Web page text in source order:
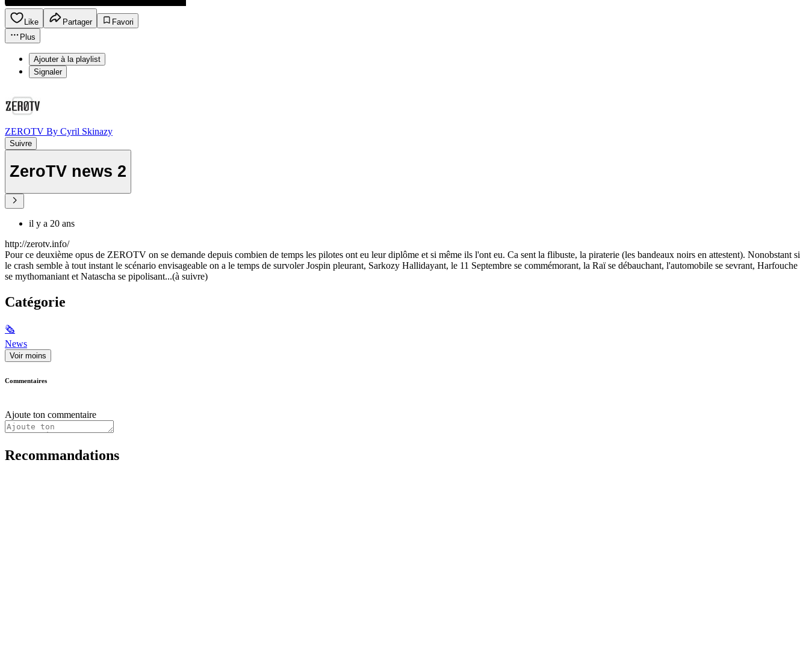
Like Partager
Favori
Plus
Ajouter à la playlist
Signaler
ZEROTV By Cyril Skinazy
Suivre
ZeroTV news 2
il y a 20 ans
http://zerotv.info/
Pour ce deuxième opus de ZEROTV on se demande depuis combien de temps les pilotes ont eu leur diplôme et si même ils l'ont eu. Ca sent la flibuste, la piraterie (les bandeaux noirs en attestent). Nonobstant si
le crash semble à tout instant le scénario envisageable on a le temps de survoler Jospin pleurant, Sarkozy Hallidayant, le 11 Septembre se commémorant, la Raï se débauchant, l'automobile se sevrant, Harfouche
se mythomaniant et Natascha se pipolisant...(à suivre)
Catégorie
🗞
News
Voir moins
Commentaires
Ajoute ton commentaire
Recommandations